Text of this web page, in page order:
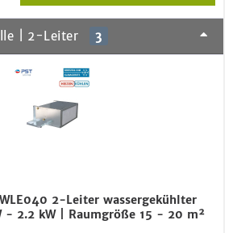
| 2-Leiter 3
2-Leiter wassergekühlter
- 2.2 kW | Raumgröße 15 - 20 m²